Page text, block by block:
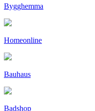
Bygghemma
Homeonline
Bauhaus
Badshop